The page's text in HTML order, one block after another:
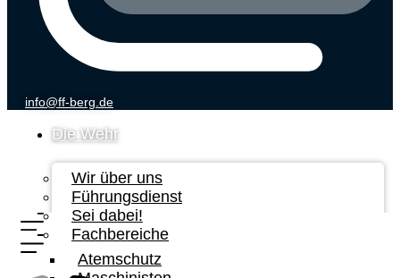
info@ff-berg.de
Die Wehr
Wir über uns
Führungsdienst
Sei dabei!
Fachbereiche
Atemschutz